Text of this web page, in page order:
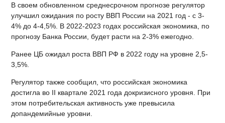
В своем обновленном среднесрочном прогнозе регулятор
улучшил ожидания по росту ВВП России на 2021 год - с 3-
4% до 4-4,5%. В 2022-2023 годах российская экономика, по
прогнозу Банка России, будет расти на 2-3% ежегодно.
Ранее ЦБ ожидал роста ВВП РФ в 2022 году на уровне 2,5-
3,5%.
Регулятор также сообщил, что российская экономика
достигла во II квартале 2021 года докризисного уровня. При
этом потребительская активность уже превысила
допандемийные уровни.